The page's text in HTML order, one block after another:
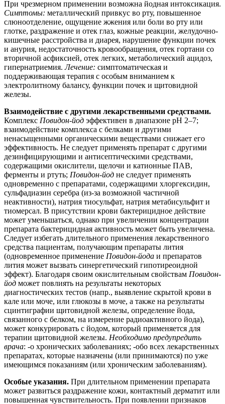
При чрезмерном применении возможна йодная интоксикация.
Симптомы: металлический привкус во рту, повышенное
слюноотделение, ощущение жжения или боли во рту или
глотке, раздражение и отек глаз, кожные реакции, желудочно-
кишечные расстройства и диарея, нарушение функции почек
и анурия, недостаточность кровообращения, отек гортани со
вторичной асфиксией, отек легких, метаболический ацидоз,
гипернатриемия.Лечение: симптоматическая и
поддерживающая терапия с особым вниманием к
электролитному балансу, функции почек и щитовидной
железы.
Взаимодействие с другими лекарственными средствами.
Комплекс Повидон-йод эффективен в диапазоне pH 2–7;
взаимодействие комплекса с белками и другими
ненасыщенными органическими веществами снижает его
эффективность. Не следует применять препарат с другими
дезинфицирующими и антисептическими средствами,
содержащими окислители, щелочи и катионные ПАВ,
ферменты и ртуть; Повидон-йод не следует применять
одновременно с препаратами, содержащими хлоргексидин,
сульфадиазин серебра (из-за возможной частичной
неактивности), натрия тиосульфат, натрия метабисульфит и
тиомерсал. В присутствии крови бактерицидное действие
может уменьшаться, однако при увеличении концентрации
препарата бактерицидная активность может быть увеличена.
Следует избегать длительного применения лекарственного
средства пациентам, получающим препараты лития
(одновременное применение Повидон-йода и препаратов
лития может вызвать синергетический гипотиреоидной
эффект). Благодаря своим окислительным свойствам Повидон-
йод может повлиять на результаты некоторых
диагностических тестов (напр., выявление скрытой крови в
кале или моче, или глюкозы в моче, а также на результаты
сцинтиграфии щитовидной железы, определение йода,
связанного с белком, на измерение радиоактивного йода),
может конкурировать с йодом, который применяется для
терапии щитовидной железы. Необходимо предупредить
врача: -о хронических заболеваниях; -обо всех лекарственных
препаратах, которые назначены (или принимаются) по уже
имеющимся показаниям (или хроническим заболеваниям).
Особые указания. При длительном применении препарата
может развиться раздражение кожи, контактный дерматит или
повышенная чувствительность. При появлении признаков